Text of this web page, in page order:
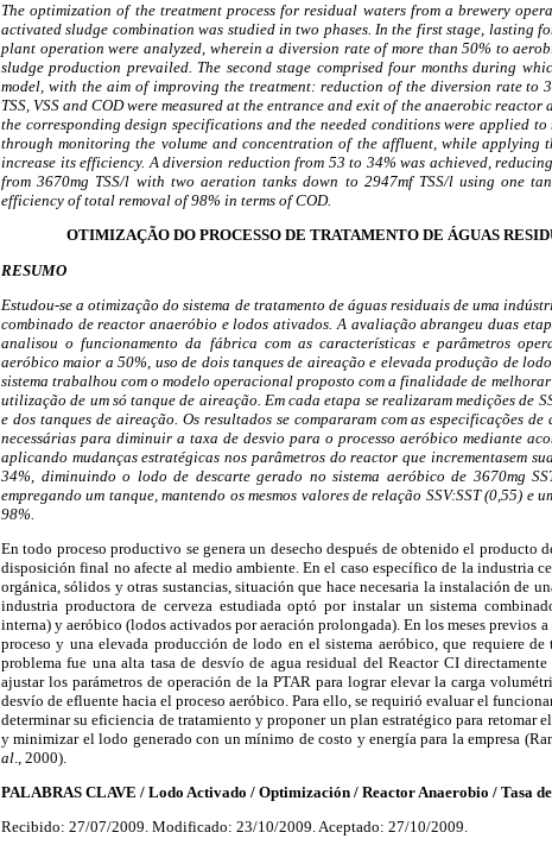
The optimization of the treatment process for residual waters from a brewery
activated sludge combination was studied in two phases. In the first stage, lasting
plant operation were analyzed, wherein a diversion rate of more than 50% to
sludge production prevailed. The second stage comprised four months during
model, with the aim of improving the treatment: reduction of the diversion rate to
TSS, VSS and COD were measured at the entrance and exit of the anaerobic
the corresponding design specifications and the needed conditions were applied
through monitoring the volume and concentration of the affluent, while applying
increase its efficiency. A diversion reduction from 53 to 34% was achieved,
from 3670mg TSS/l with two aeration tanks down to 2947mf TSS/l using one
efficiency of total removal of 98% in terms of COD.
OTIMIZAÇÃO DO PROCESSO DE TRATAMENTO DE ÁGUAS
RESUMO
Estudou-se a otimização do sistema de tratamento de águas residuais de uma
combinado de reactor anaeróbio e lodos ativados. A avaliação abrangeu duas
analisou o funcionamento da fábrica com as características e parâmetros
aeróbico maior a 50%, uso de dois tanques de aireação e elevada produção de
sistema trabalhou com o modelo operacional proposto com a finalidade de
utilização de um só tanque de aireação. Em cada etapa se realizaram medições de
e dos tanques de aireação. Os resultados se compararam com as especificações
necessárias para diminuir a taxa de desvio para o processo aeróbico mediante
aplicando mudanças estratégicas nos parâmetros do reactor que incrementasem
34%, diminuindo o lodo de descarte gerado no sistema aeróbico de 3670mg
empregando um tanque, mantendo os mesmos valores de relação SSV:SST (0,55) e
98%.
En todo proceso productivo se genera un desecho después de obtenido el producto
disposición final no afecte al medio ambiente. En el caso específico de la industria
orgánica, sólidos y otras sustancias, situación que hace necesaria la instalación de
industria productora de cerveza estudiada optó por instalar un sistema
interna) y aeróbico (lodos activados por aeración prolongada). En los meses previos
proceso y una elevada producción de lodo en el sistema aeróbico, que requiere
problema fue una alta tasa de desvío de agua residual del Reactor CI
ajustar los parámetros de operación de la PTAR para lograr elevar la carga
desvío de efluente hacia el proceso aeróbico. Para ello, se requirió evaluar el
determinar su eficiencia de tratamiento y proponer un plan estratégico para retomar
y minimizar el lodo generado con un mínimo de costo y energía para la empresa
al ., 2000).
PALABRAS CLAVE / Lodo Activado / Optimización / Reactor Anaerobio / Tasa
Recibido: 27/07/2009. Modificado: 23/10/2009. Aceptado: 27/10/2009.